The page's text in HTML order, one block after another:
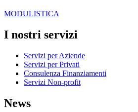
MODULISTICA
I nostri servizi
Servizi per Aziende
Servizi per Privati
Consulenza Finanziamenti
Servizi Non-profit
News